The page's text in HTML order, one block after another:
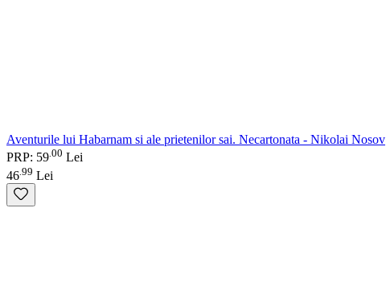
Aventurile lui Habarnam si ale prietenilor sai. Necartonata - Nikolai Nosov
PRP: 59 00 Lei
46 99 Lei